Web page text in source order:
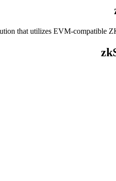
that utilizes EVM-compatible